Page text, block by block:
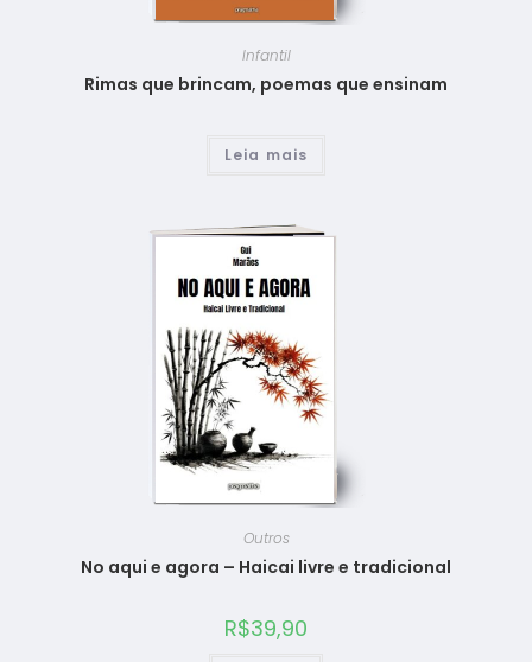
Infantil
Rimas que brincam, poemas que ensinam
Leia mais
Outros
No aqui e agora – Haicai livre e tradicional
R$39,90